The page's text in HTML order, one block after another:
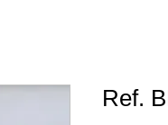
Ref.